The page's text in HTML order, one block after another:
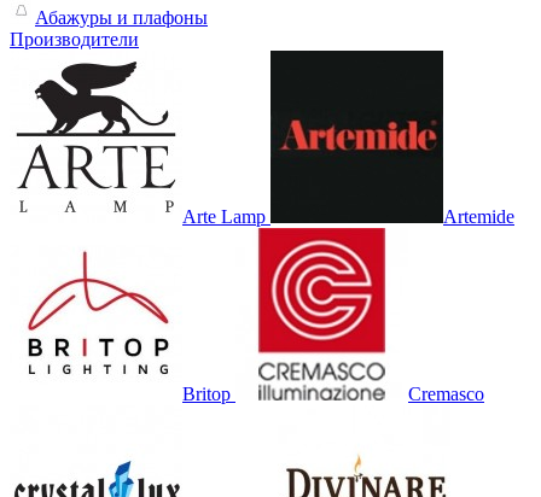
Абажуры и плафоны
Производители
Arte Lamp Artemide
Britop Cremasco